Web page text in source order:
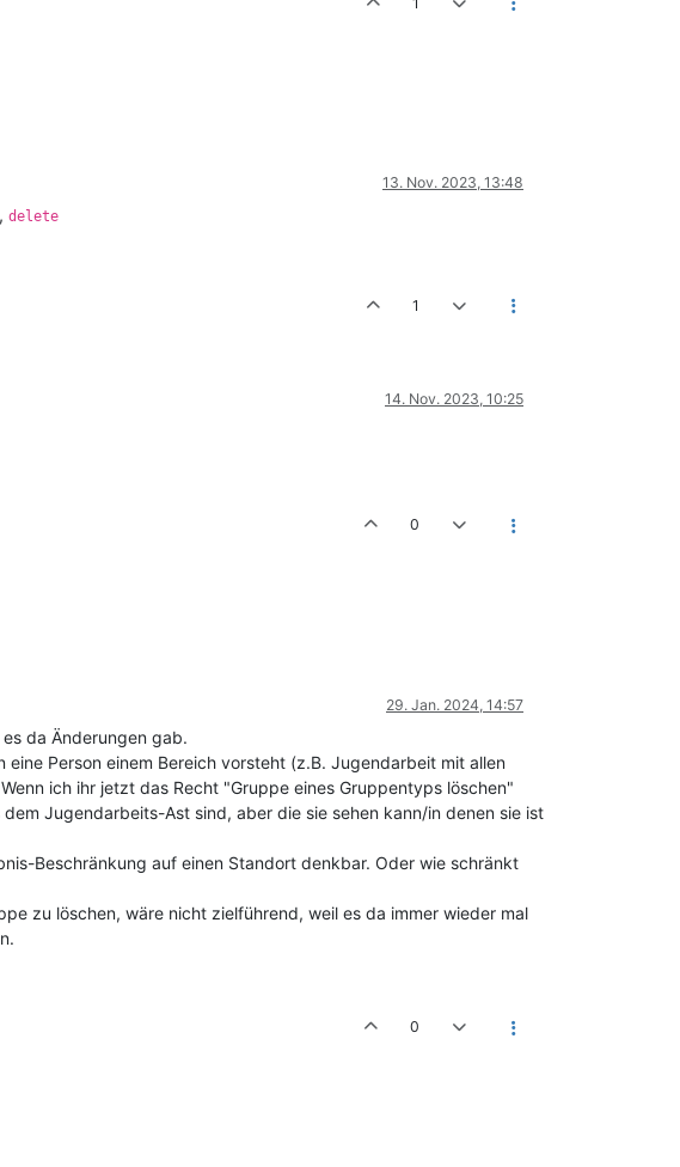
13. Nov. 2023, 13:48
, delete
1
14. Nov. 2023, 10:25
0
29. Jan. 2024, 14:57
da Änderungen gab.
Person einem Bereich vorsteht (z.B. Jugendarbeit mit allen
ich ihr jetzt das Recht "Gruppe eines Gruppentyps löschen"
Jugendarbeits-Ast sind, aber die sie sehen kann/in denen sie ist
Beschränkung auf einen Standort denkbar. Oder wie schränkt
zu löschen, wäre nicht zielführend, weil es da immer wieder mal
0